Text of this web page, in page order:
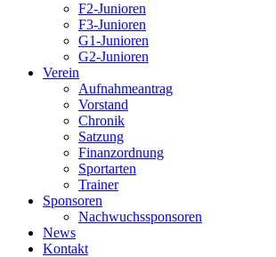
F2-Junioren
F3-Junioren
G1-Junioren
G2-Junioren
Verein
Aufnahmeantrag
Vorstand
Chronik
Satzung
Finanzordnung
Sportarten
Trainer
Sponsoren
Nachwuchssponsoren
News
Kontakt